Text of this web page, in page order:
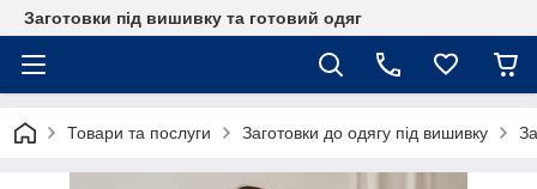
Заготовки під вишивку та готовий одяг
Товари та послуги Заготовки до одягу під вишивку